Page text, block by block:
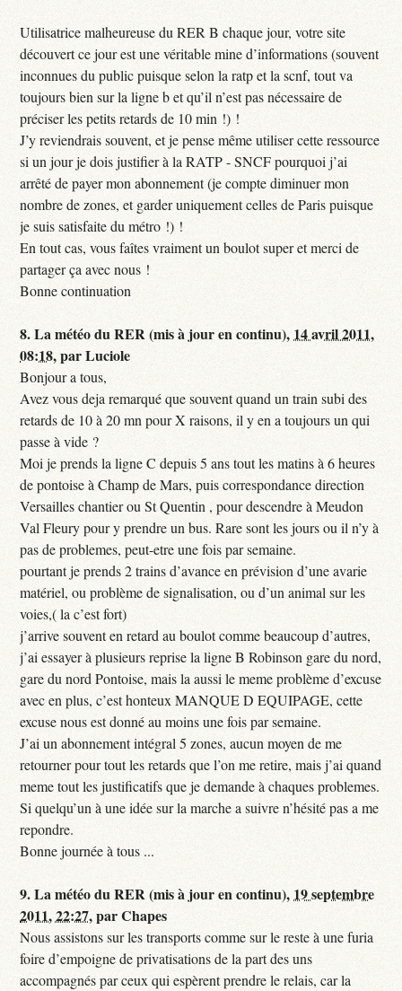
Utilisatrice malheureuse du RER B chaque jour, votre site
découvert ce jour est une véritable mine d’informations (souvent
inconnues du public puisque selon la ratp et la scnf, tout va
toujours bien sur la ligne b et qu’il n’est pas nécessaire de
préciser les petits retards de 10 min !) !
J’y reviendrais souvent, et je pense même utiliser cette ressource
si un jour je dois justifier à la RATP - SNCF pourquoi j’ai
arrêté de payer mon abonnement (je compte diminuer mon
nombre de zones, et garder uniquement celles de Paris puisque
je suis satisfaite du métro !) !
En tout cas, vous faîtes vraiment un boulot super et merci de
partager ça avec nous !
Bonne continuation
8.La météo du RER (mis à jour en continu), 14 avril 2011,
08:18,parLuciole
Bonjour a tous,
Avez vous deja remarqué que souvent quand un train subi des
retards de 10 à 20 mn pour X raisons, il y en a toujours un qui
passe à vide ?
Moi je prends la ligne C depuis 5 ans tout les matins à 6 heures
de pontoise à Champ de Mars, puis correspondance direction
Versailles chantier ou St Quentin , pour descendre à Meudon
Val Fleury pour y prendre un bus. Rare sont les jours ou il n’y à
pas de problemes, peut-etre une fois par semaine.
pourtant je prends 2 trains d’avance en prévision d’une avarie
matériel, ou problème de signalisation, ou d’un animal sur les
voies,( la c’est fort)
j’arrive souvent en retard au boulot comme beaucoup d’autres,
j’ai essayer à plusieurs reprise la ligne B Robinson gare du nord,
gare du nord Pontoise, mais la aussi le meme problème d’excuse
avec en plus, c’est honteux MANQUE D EQUIPAGE, cette
excuse nous est donné au moins une fois par semaine.
J’ai un abonnement intégral 5 zones, aucun moyen de me
retourner pour tout les retards que l’on me retire, mais j’ai quand
meme tout les justificatifs que je demande à chaques problemes.
Si quelqu’un à une idée sur la marche a suivre n’hésité pas a me
repondre.
Bonne journée à tous ...
9.La météo du RER (mis à jour en continu), 19 septembre
2011, 22:27,parChapes
Nous assistons sur les transports comme sur le reste à une furia
foire d’empoigne de privatisations de la part des uns
accompagnés par ceux qui espèrent prendre le relais, car la